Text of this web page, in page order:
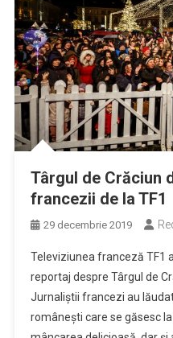
Târgul de Crăciun
francezii de la TF1
29 decembrie 2019
Televiziunea franceză TF1
reportaj despre Târgul de
Jurnaliștii francezi au
românești care se găsesc